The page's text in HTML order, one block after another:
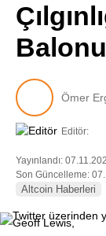
Ömer
Editör:
Yayınlandı:
Son Güncelleme:
Altcoin Haberleri